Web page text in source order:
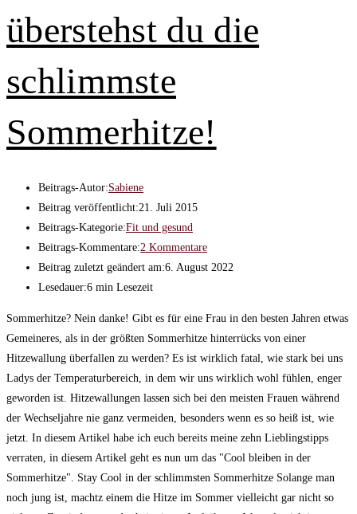
überstehst du die
schlimmste
Sommerhitze!
Beitrags-Autor:Sabiene
Beitrag veröffentlicht:21. Juli 2015
Beitrags-Kategorie:Fit und gesund
Beitrags-Kommentare:2 Kommentare
Beitrag zuletzt geändert am:6. August 2022
Lesedauer:6 min Lesezeit
Sommerhitze? Nein danke! Gibt es für eine Frau in den besten Jahren etwas
Gemeineres, als in der größten Sommerhitze hinterrücks von einer
Hitzewallung überfallen zu werden? Es ist wirklich fatal, wie stark bei uns
Ladys der Temperaturbereich, in dem wir uns wirklich wohl fühlen, enger
geworden ist. Hitzewallungen lassen sich bei den meisten Frauen während
der Wechseljahre nie ganz vermeiden, besonders wenn es so heiß ist, wie
jetzt. In diesem Artikel habe ich euch bereits meine zehn Lieblingstipps
verraten, in diesem Artikel geht es nun um das "Cool bleiben in der
Sommerhitze". Stay Cool in der schlimmsten Sommerhitze Solange man
noch jung ist, machtz einem die Hitze im Sommer vielleicht gar nicht so